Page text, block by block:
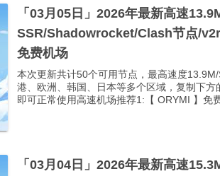
「03月05日」2026年最新高速
SSR/Shadowrocket/Clash节点/
免费机场
本次更新共计50个可用节点，最高速度
港、欧洲、韩国、日本等多个区域，复制下
即可正常使用高速机场推荐1:【 ORYMI 】免
「03月04日」2026年最新高速